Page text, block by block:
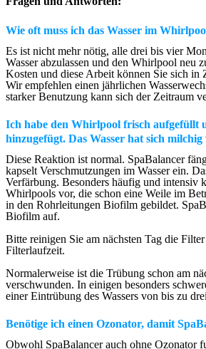
Wie oft muss ich das Wasser im
Es ist nicht mehr nötig, alle drei bis vier
Wasser abzulassen und den Whirlpool neu
Kosten und diese Arbeit können Sie sich in
Wir empfehlen einen jährlichen
starker Benutzung kann sich der Zeitraum
Ich habe den Whirlpool frisch aufgefüllt
hinzugefügt. Das Wasser hat sich
Diese Reaktion ist normal. SpaBalancer
kapselt Verschmutzungen im Wasser ein.
Verfärbung. Besonders häufig und intensiv
Whirlpools vor, die schon eine Weile im
in den Rohrleitungen Biofilm gebildet.
Biofilm auf.
Bitte reinigen Sie am nächsten Tag die
Filterlaufzeit.
Normalerweise ist die Trübung schon am
verschwunden. In einigen besonders
einer Eintrübung des Wassers von bis zu
Benötige ich einen Ozonator, damit
Obwohl SpaBalancer auch ohne Ozonator